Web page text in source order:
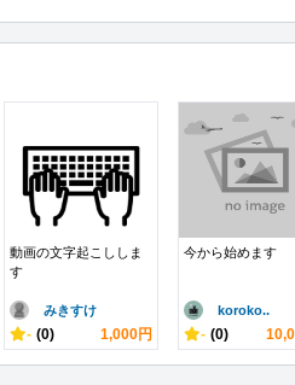
動画の文字起こししま
す
みきすけ
- (0) 1,000円
今から始めます
koroko..
- (0)